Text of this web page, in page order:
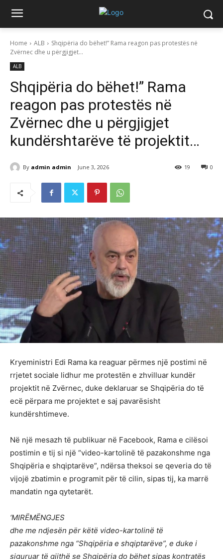
Home ALB
Shqipëria do bëhet!” Rama reagon pas protestës në
Zvërnec dhe u përgjigjet...
ALB
Shqipëria do bëhet!” Rama
reagon pas protestës në
Zvërnec dhe u përgjigjet
kundërshtarëve të projektit…
By admin admin June 3, 2026 0
19
Kryeministri Edi Rama ka reaguar përmes një postimi në
rrjetet sociale lidhur me protestën e zhvilluar kundër
projektit në Zvërnec, duke deklaruar se Shqipëria do të
ecë përpara me projektet e saj pavarësisht
kundërshtimeve.
Në një mesazh të publikuar në Facebook, Rama e cilësoi
postimin e tij si një “video-kartolinë të pazakonshme nga
Shqipëria e shqiptarëve”, ndërsa theksoi se qeveria do të
vijojë zbatimin e programit për të cilin, sipas tij, ka marrë
mandatin nga qytetarët.
‘MIRËMËNGJES
dhe me ndjesën për këtë video-kartolinë të
pazakonshme nga “Shqipëria e shqiptarëve”, e duke i
siguruar të gjithë se Shqipëria do bëhet sipas kontratës